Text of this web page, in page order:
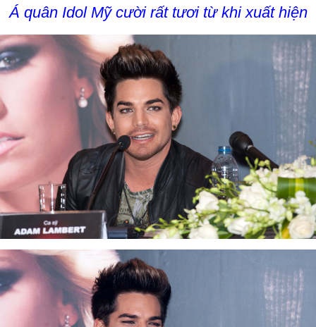
Á quân Idol Mỹ cười rất tươi từ khi xuất hiện